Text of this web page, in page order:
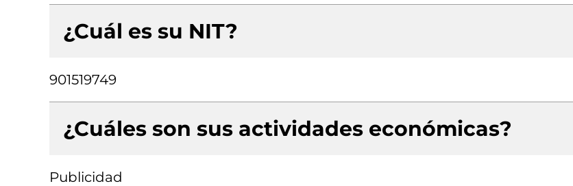
¿Cuál es su NIT?
901519749
¿Cuáles son sus actividades económicas?
Publicidad